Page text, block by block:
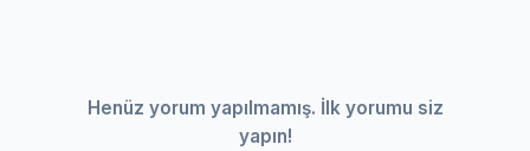
Henüz yorum yapılmamış. İlk yorumu siz
yapın!